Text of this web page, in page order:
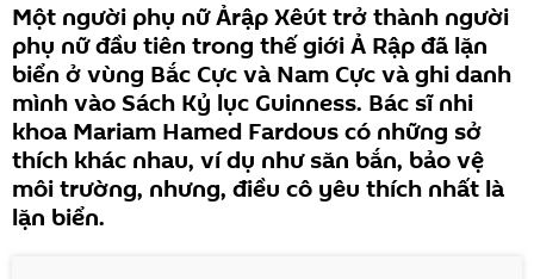
Một người phụ nữ Ảrập Xêút trở thành người
phụ nữ đầu tiên trong thế giới Ả Rập đã lặn
biển ở vùng Bắc Cực và Nam Cực và ghi danh
mình vào Sách Kỷ lục Guinness. Bác sĩ nhi
khoa Mariam Hamed Fardous có những sở
thích khác nhau, ví dụ như săn bắn, bảo vệ
môi trường, nhưng, điều cô yêu thích nhất là
lặn biển.